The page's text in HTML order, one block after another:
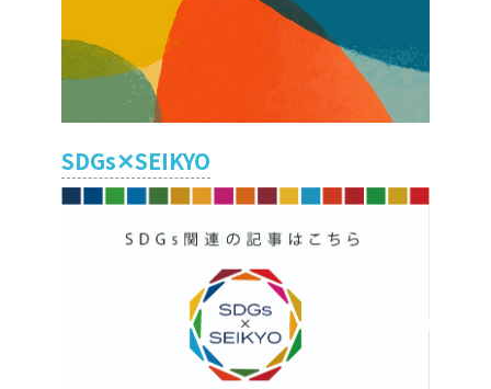
SDGs✕SEIKYO